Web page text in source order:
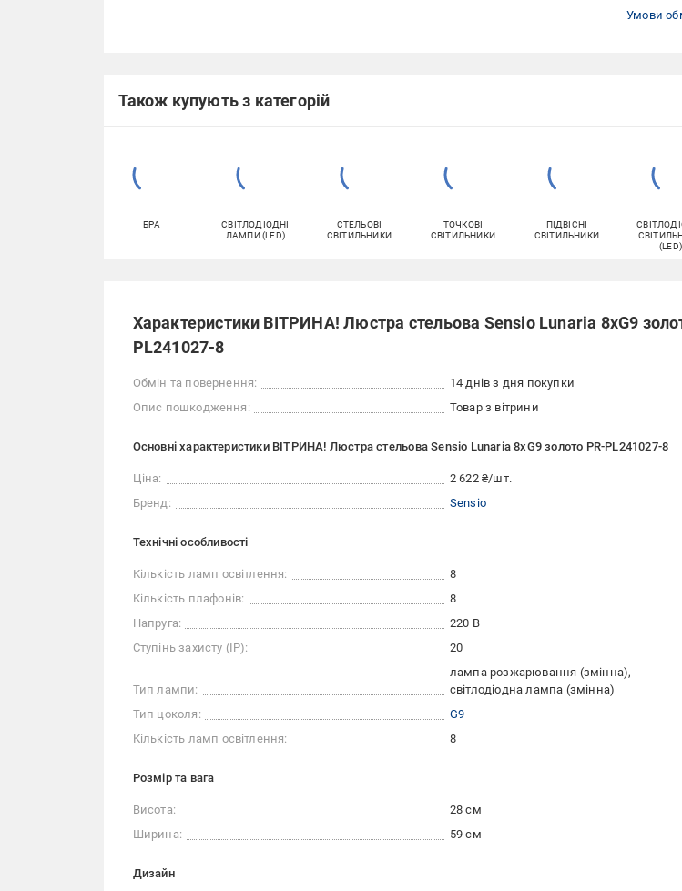
Умови
Також купують з категорій
БРА
СВІТЛОДІОДНІ
ЛАМПИ (LED)
СТЕЛЬОВІ
СВІТИЛЬНИКИ
ТОЧКОВІ
СВІТИЛЬНИКИ
ПІДВІСНІ
СВІТИЛЬНИКИ
(LED)
Характеристики ВІТРИНА! Люстра стельова Sensio Lunaria 8xG9
PL241027-8
Обмін та повернення:
14 днів з дня покупки
Опис пошкодження:
Товар з вітрини
Основні характеристики ВІТРИНА! Люстра стельова Sensio Lunaria 8xG9 золото PR-PL241027-8
Ціна:
2 622 ₴/шт.
Бренд:
Sensio
Технічні особливості
Кількість ламп освітлення:
8
Кількість плафонів:
8
Напруга:
220 В
Ступінь захисту (IP):
20
Тип лампи:
лампа розжарювання (змінна)
світлодіодна лампа (змінна)
Тип цоколя:
G9
Кількість ламп освітлення:
8
Розмір та вага
Висота:
28 см
Ширина:
59 см
Дизайн